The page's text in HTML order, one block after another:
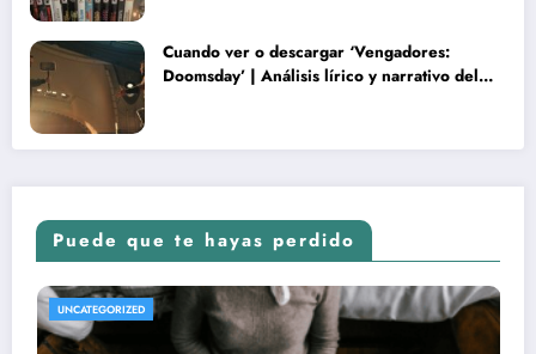
Cuando ver o descargar ‘Vengadores:
Doomsday’ | Análisis lírico y narrativo del
Puede que te hayas perdido
REVISTA DE CINE | NOTICIAS, IMÁGENES, TRÁILERS, ARTÍCULOS Y CRÍTICAS
UNCATEGORIZED